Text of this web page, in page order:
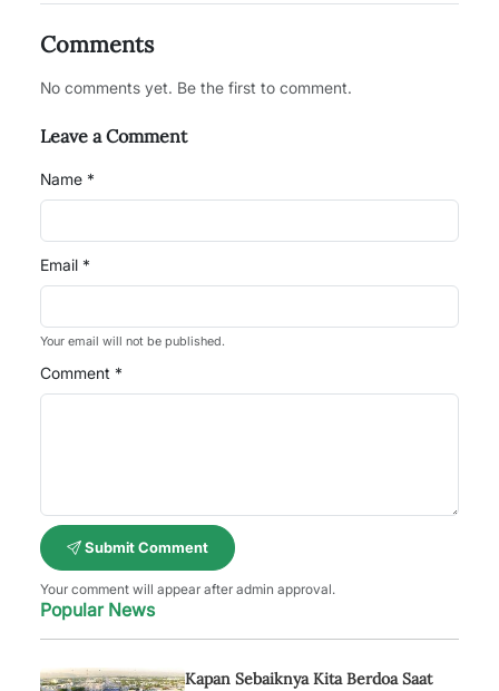
Comments
No comments yet. Be the first to comment.
Leave a Comment
Name *
Email *
Your email will not be published.
Comment *
Submit Comment
Your comment will appear after admin approval.
Popular News
Kapan Sebaiknya Kita Berdoa Saat